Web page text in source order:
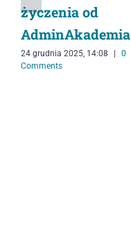
życzenia od
AdminAkademia
24 grudnia 2025, 14:08 |
0
Comments